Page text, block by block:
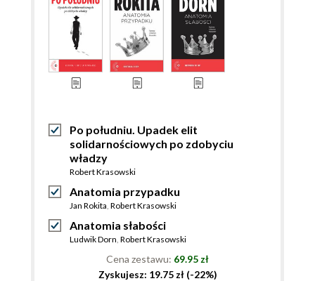
Po południu. Upadek elit
solidarnościowych po zdobyciu
władzy
Robert Krasowski
Anatomia przypadku
Jan Rokita, Robert Krasowski
Anatomia słabości
Ludwik Dorn, Robert Krasowski
Cena zestawu: 69.95 zł
Zyskujesz: 19.75 zł (-22%)